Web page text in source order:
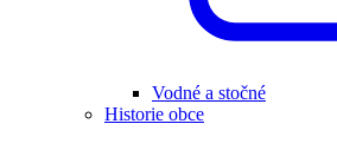
Vodné a stočné
Historie obce